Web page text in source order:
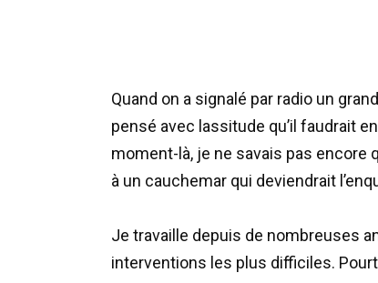
Quand on a signalé par radio un
pensé avec lassitude qu’il faudrait
moment-là, je ne savais pas encore
à un cauchemar qui deviendrait
Je travaille depuis de nombreuses
interventions les plus difficiles.